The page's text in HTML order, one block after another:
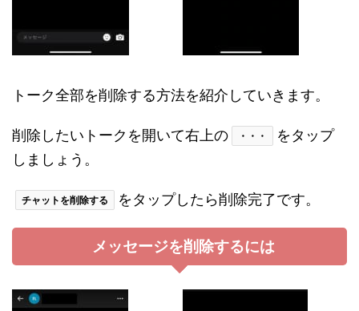
トーク全部を削除する方法を紹介していきます。
削除したいトークを開いて右上の ・・・
をタップ
しましょう。
チャットを削除する をタップしたら削除完了です。
メッセージを削除するには